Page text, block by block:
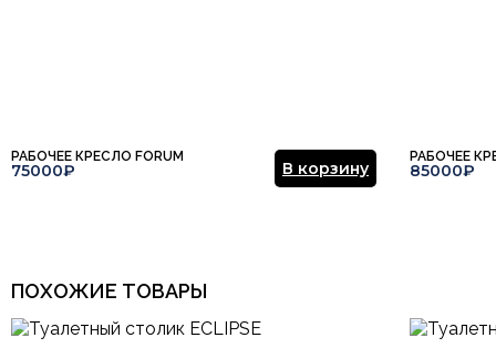
РАБОЧЕЕ КРЕСЛО FORUM
75000₽ В корзину
РАБОЧЕЕ
85000₽
ПОХОЖИЕ ТОВАРЫ